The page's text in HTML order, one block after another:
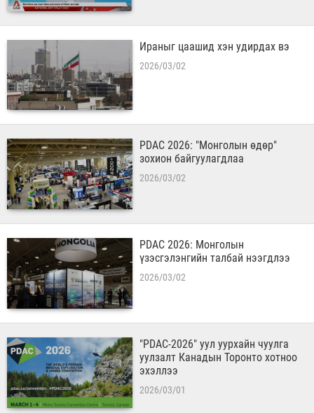
Ираныг цаашид хэн удирдах вэ
2026/03/02
PDAC 2026: "Монголын өдөр"
зохион байгуулагдлаа
2026/03/02
PDAC 2026: Монголын
үзэсгэлэнгийн талбай нээгдлээ
2026/03/02
"PDAC-2026" уул уурхайн чуулга
уулзалт Канадын Торонто хотноо
эхэллээ
2026/03/01